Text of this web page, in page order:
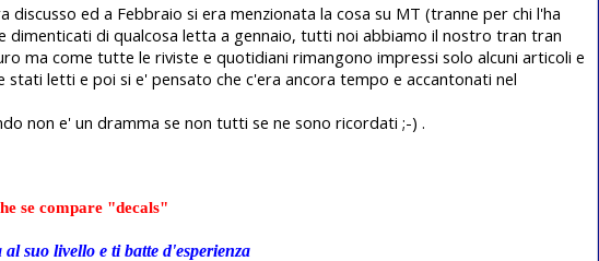
ed a Febbraio si era menzionata la cosa su MT (tranne per chi l'ha
dimenticati di qualcosa letta a gennaio, tutti noi abbiamo il nostro tran tran
ma come tutte le riviste e quotidiani rimangono impressi solo alcuni articoli e
letti e poi si e' pensato che c'era ancora tempo e accantonati nel
non e' un dramma se non tutti se ne sono ricordati ;-) .
se compare "decals"
suo livello e ti batte d'esperienza